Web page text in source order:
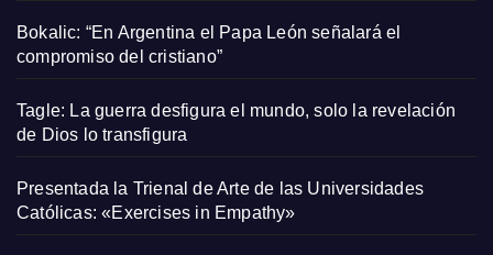
Bokalic: “En Argentina el Papa León señalará el
compromiso del cristiano”
Tagle: La guerra desfigura el mundo, solo la revelación
de Dios lo transfigura
Presentada la Trienal de Arte de las Universidades
Católicas: «Exercises in Empathy»